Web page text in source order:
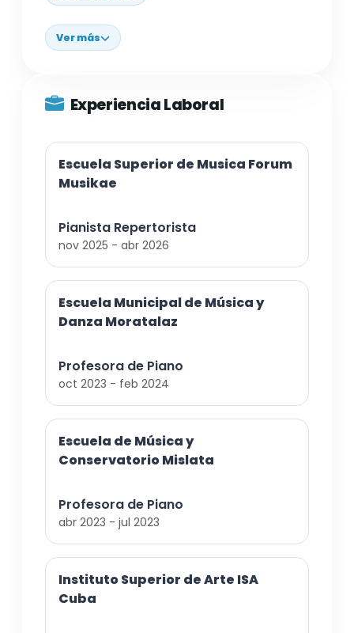
Ver más
Experiencia Laboral
Escuela Superior de Musica Forum
Musikae
Pianista Repertorista
nov 2025 - abr 2026
Escuela Municipal de Música y
Danza Moratalaz
Profesora de Piano
oct 2023 - feb 2024
Escuela de Música y
Conservatorio Mislata
Profesora de Piano
abr 2023 - jul 2023
Instituto Superior de Arte ISA
Cuba